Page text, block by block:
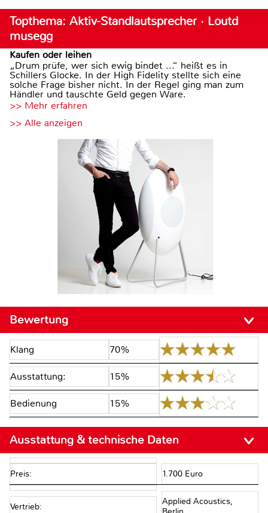
Topthema: Aktiv-Standlautsprecher · Loutd
musegg
Kaufen oder leihen
„Drum prüfe, wer sich ewig bindet ...“ heißt es in
Schillers Glocke. In der High Fidelity stellte sich eine
solche Frage bisher nicht. In der Regel ging man zum
Händler und tauschte Geld gegen Ware.
>> Mehr erfahren
>> Alle anzeigen
Bewertung
Klang 70%
Ausstattung: 15%
Bedienung 15%
Ausstattung & technische Daten
Preis: 1.700 Euro
Vertrieb:
Applied Acoustics,